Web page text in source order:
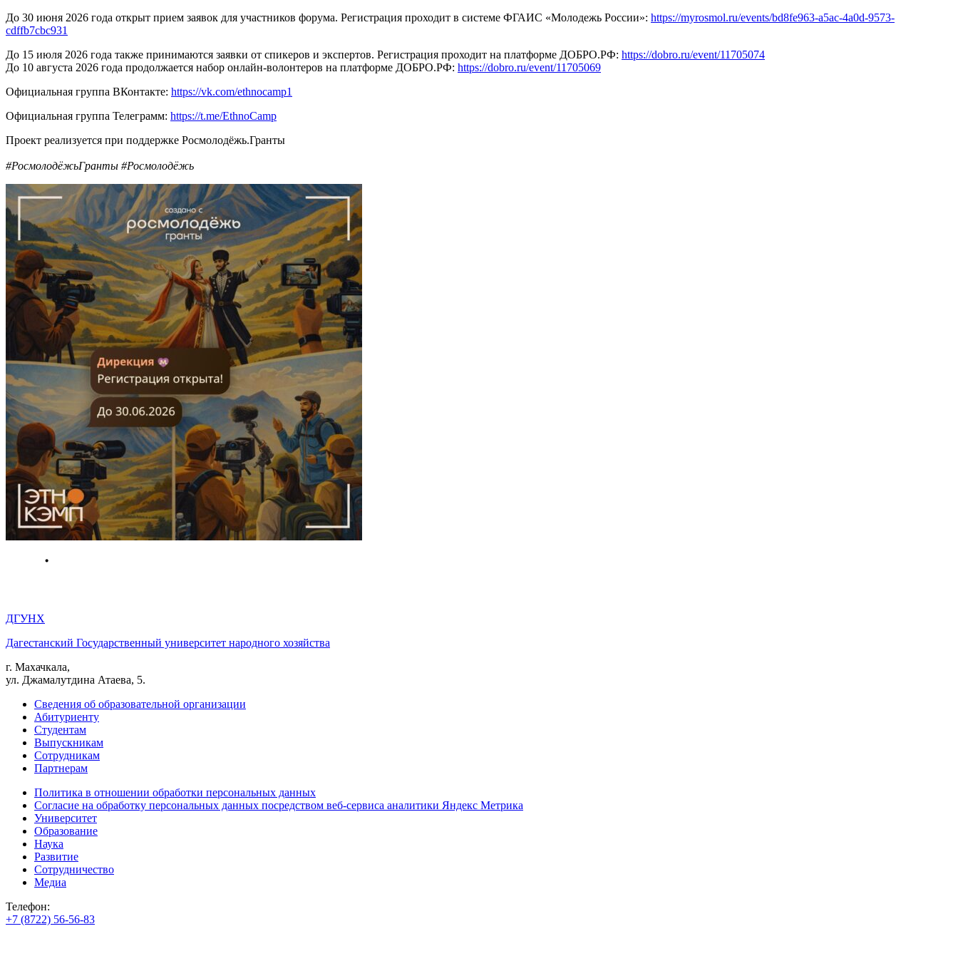
До 30 июня 2026 года открыт прием заявок для участников форума. Регистрация проходит в системе ФГАИС «Молодежь России»: https://myrosmol.ru/events/bd8fe963-a5ac-4a0d-9573-
cdffb7cbc931
До 15 июля 2026 года также принимаются заявки от спикеров и экспертов. Регистрация проходит на платформе ДОБРО.РФ: https://dobro.ru/event/11705074
До 10 августа 2026 года продолжается набор онлайн-волонтеров на платформе ДОБРО.РФ: https://dobro.ru/event/11705069
Официальная группа ВКонтакте: https://vk.com/ethnocamp1
Официальная группа Телеграмм: https://t.me/EthnoCamp
Проект реализуется при поддержке Росмолодёжь.Гранты
#РосмолодёжьГранты #Росмолодёжь
ДГУНХ
Дагестанский Государственный университет народного хозяйства
г. Махачкала,
ул. Джамалутдина Атаева, 5.
Сведения об образовательной организации
Абитуриенту
Студентам
Выпускникам
Сотрудникам
Партнерам
Политика в отношении обработки персональных данных
Согласие на обработку персональных данных посредством веб-сервиса аналитики Яндекс Метрика
Университет
Образование
Наука
Развитие
Сотрудничество
Медиа
Телефон:
+7 (8722) 56-56-83